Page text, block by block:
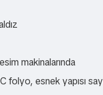
makinalarında
folyo, esnek yapısı